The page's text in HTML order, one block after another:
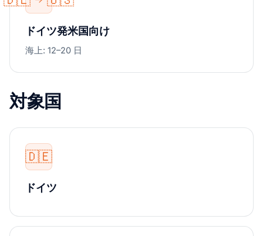
ドイツ発米国向け
海上: 12–20 日
対象国
🇩🇪
ドイツ